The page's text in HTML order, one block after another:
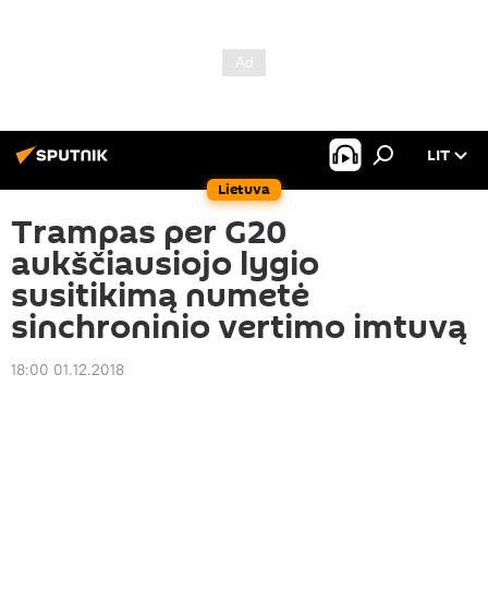
Lietuva
LIT
Trampas per G20
aukščiausiojo lygio
susitikimą numetė
sinchroninio vertimo imtuvą
18:00 01.12.2018